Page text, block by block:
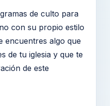
de culto para
con su propio estilo
encuentres algo que
de tu iglesia y que te
de este